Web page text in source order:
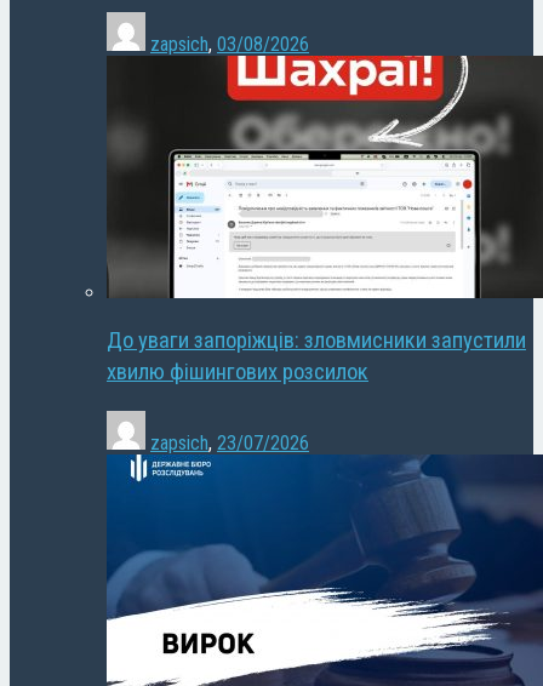
zapsich, 03/08/2026
До уваги запоріжців: зловмисники запустили
хвилю фішингових розсилок
zapsich, 23/07/2026